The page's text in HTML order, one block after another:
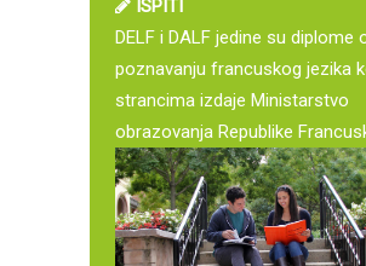
ISPITI
DELF i DALF jedine su diplome
poznavanju francuskog jezika
strancima izdaje Ministarstvo
obrazovanja Republike